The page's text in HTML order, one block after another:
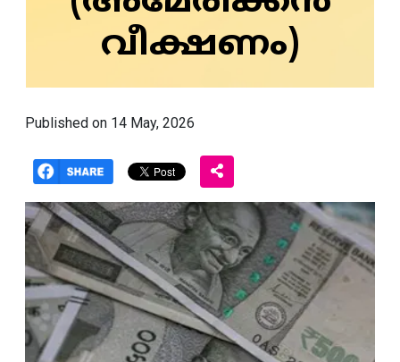
വീക്ഷണം)
Published on 14 May, 2026